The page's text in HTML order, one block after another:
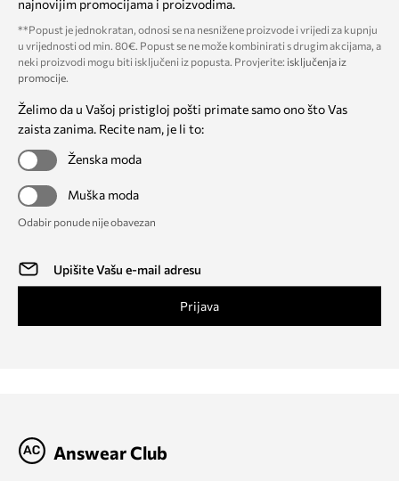
najnovijim promocijama i proizvodima.
**Popust je jednokratan, odnosi se na nesnižene proizvode i vrijedi za kupnju
u vrijednosti od min. 80€. Popust se ne može kombinirati s drugim akcijama, a
neki proizvodi mogu biti isključeni iz popusta. Provjerite: isključenja iz
promocije.
Želimo da u Vašoj pristigloj pošti primate samo ono što Vas
zaista zanima. Recite nam, je li to:
Ženska moda
Muška moda
Odabir ponude nije obavezan
Prijava
Answear Club